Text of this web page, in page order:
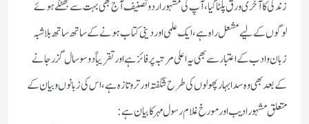
زندگی کا آخری ورق پلٹا گیا، آپ کی مشہور اردو تصنیف آج بھی بہت سے بھٹکے ہوئے
لوگوں کے لیے مشعل راہ ہے، ایک علمی اور دینی کتاب ہونے کے ساتھ ساتھ بلا شبہ
زبان و ادب کے اعتبار سے بھی یہ اعلی مرتبہ پر فائز ہے اور تقریباً دو سو سال گزر جانے
کے بعد بھی وہ سدا بہار پھولوں کی طرح شگفتہ اور تروتازہ ہے،اس کی زبانوں وبیان کے
متعلق مشہور ادیب اور مورخ غلام رسول مہر کا بیان ہے: